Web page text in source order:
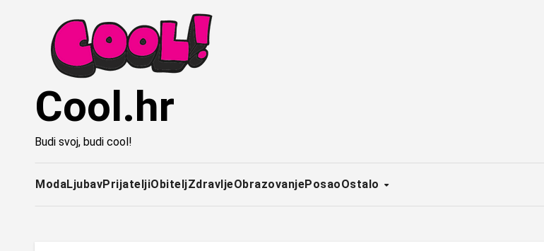
Cool.hr
Budi svoj, budi cool!
ModaLjubavPrijateljiObiteljZdravljeObrazovanjePosaoOstalo